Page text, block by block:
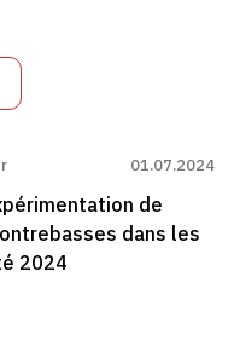
01.07.2024
de
dans les
2024